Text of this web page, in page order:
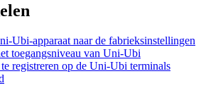
Ubi-apparaat naar de fabrieksinstellingen
toegangsniveau van Uni-Ubi
registreren op de Uni-Ubi terminals